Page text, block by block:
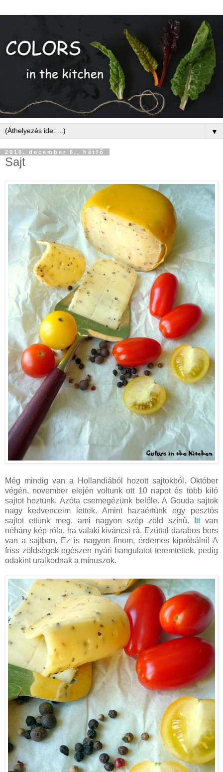
▼
2010. december 6., hétfő
Sajt
Még mindig van a Hollandiából hozott sajtokból. Október
végén, november elején voltunk ott 10 napot és több kiló
sajtot hoztunk. Azóta csemegézünk belőle. A Gouda sajtok
nagy kedvenceim lettek. Amint hazaértünk egy pesztós
sajtot ettünk meg, ami nagyon szép zöld színű.
Ittvan
néhány kép róla, ha valaki kíváncsi rá. Ezúttal darabos bors
van a sajtban. Ez is nagyon finom, érdemes kipróbálni! A
friss zöldségek egészen nyári hangulatot teremtettek, pedig
odakint uralkodnak a mínuszok.